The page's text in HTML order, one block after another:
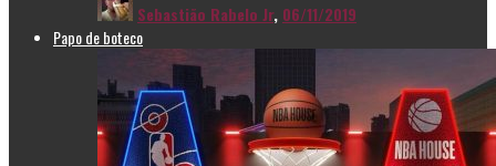
Sebastião Rabelo Jr, 06/11/2019
Papo de boteco